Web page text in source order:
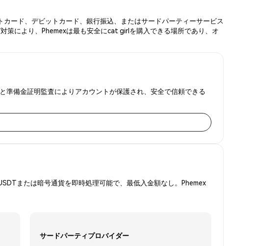
ード、デビットカード、銀行振込、またはサードパーティーサービス
策により、Phemexは最も安全にcat girlを購入できる場所であり、オ
準備金証明監査によりアカウントが保護され、安全で信頼できる
または暗号通貨を即時処理可能で、最低入金額なし。Phemex
サードパーティプロバイダー